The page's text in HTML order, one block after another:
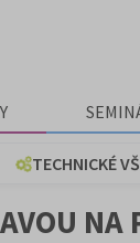
TECHNICKÉ VŠ
NA